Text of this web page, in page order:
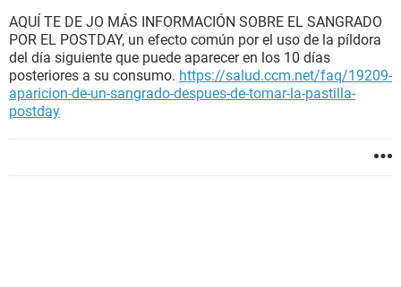
AQUÍ TE DE JO MÁS INFORMACIÓN SOBRE EL SANGRADO
POR EL POSTDAY, un efecto común por el uso de la píldora
del día siguiente que puede aparecer en los 10 días
posteriores a su consumo. https://salud.ccm.net/faq/19209-
aparicion-de-un-sangrado-despues-de-tomar-la-pastilla-
postday